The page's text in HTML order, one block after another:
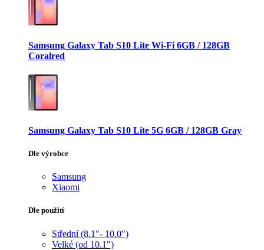
Samsung Galaxy Tab S10 Lite Wi-Fi 6GB / 128GB
Coralred
Samsung Galaxy Tab S10 Lite 5G 6GB / 128GB Gray
Dle výrobce
Samsung
Xiaomi
Dle použití
Střední (8.1"- 10.0")
Velké (od 10.1")